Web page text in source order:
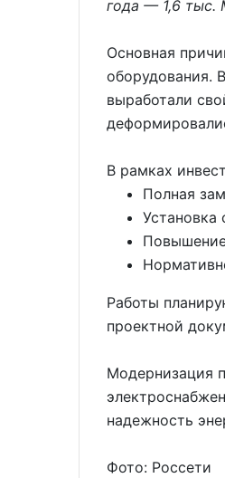
года — 1,6 тыс.
Основная
оборудования.
выработали
В рамках
Полная
Установка
Работы
проектной
Модернизация
надежность
Фото: Россети